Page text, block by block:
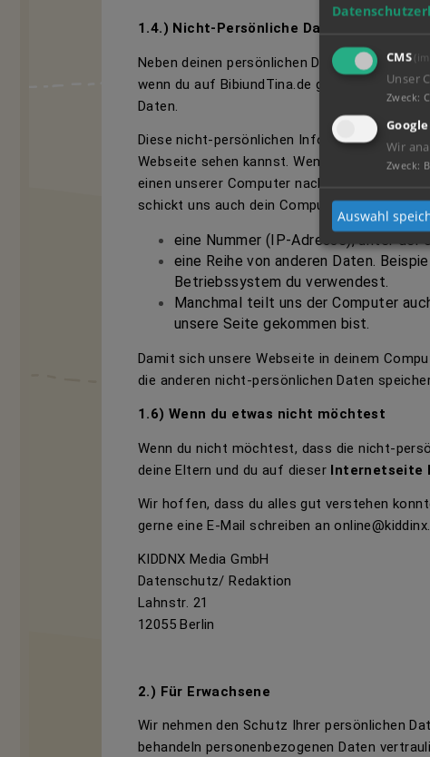
1.4.) Nicht-Persönliche Daten
Neben deinen persönlichen Daten gibt es
wenn du auf BibiundTina.de gehst. Diese
Daten.
Diese nicht-persönlichen Informationen von
Webseite sehen kannst. Wenn du eine
einen unserer Computer nach einer
schickt uns auch dein Computer folgende
eine Nummer (IP-Adresse), unter der
eine Reihe von anderen Daten.
Betriebssystem du verwendest.
Manchmal teilt uns der Computer
unsere Seite gekommen bist.
Damit sich unsere Webseite in deinem
die anderen nicht-persönlichen Daten
1.6) Wenn du etwas nicht möchtest
Wenn du nicht möchtest, dass die nicht-
deine Eltern und du auf dieser Internetseite
Wir hoffen, dass du alles gut verstehen
gerne eine E-Mail schreiben an
KIDDNX Media GmbH
Datenschutz/ Redaktion
Lahnstr. 21
12055 Berlin
2.) Für Erwachsene
Wir nehmen den Schutz Ihrer persönlichen
behandeln personenbezogenen Daten
CMS
Unser
Zweck:
Wir
Zweck:
Auswahl